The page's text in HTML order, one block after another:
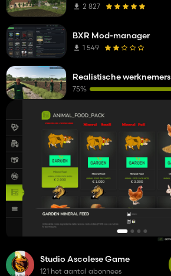
Studio Ascolese Game
121 het aantal abonnees
2 827
BXR Mod-manager
1 549
Realistische werknemers
75%